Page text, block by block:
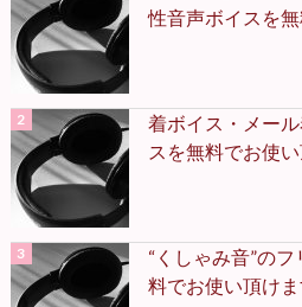
性音声ボイスを無
着ボイス・メー
スを無料でお使い
“くしゃみ音”の
料でお使い頂けま